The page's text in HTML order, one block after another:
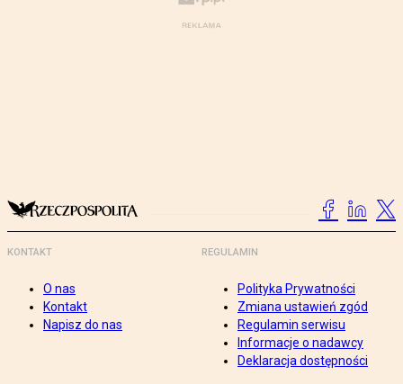
KONTAKT
O nas
Kontakt
Napisz do nas
REGULAMIN
Polityka Prywatności
Zmiana ustawień zgód
Regulamin serwisu
Informacje o nadawcy
Deklaracja dostępności